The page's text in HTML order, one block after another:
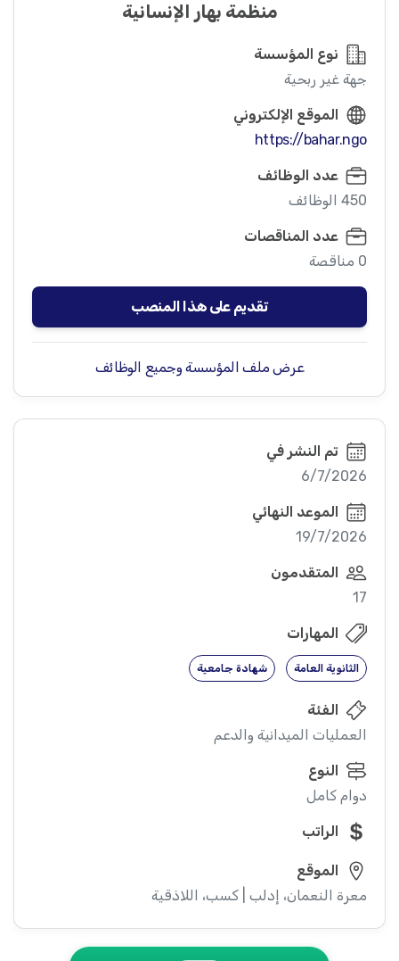
منظمة بهار الإنسانية
نوع المؤسسة
جهة غير ربحية
الموقع الإلكتروني
https://bahar.ngo
عدد الوظائف
450 الوظائف
عدد المناقصات
0 مناقصة
تقديم على هذا المنصب
عرض ملف المؤسسة وجميع الوظائف
تم النشر في
6/7/2026
الموعد النهائي
19/7/2026
المتقدمون
17
المهارات
الثانوية العامة شهادة جامعية
الفئة
العمليات الميدانية والدعم
النوع
دوام كامل
الراتب
الموقع
معرة النعمان، إدلب | كسب، اللاذقية